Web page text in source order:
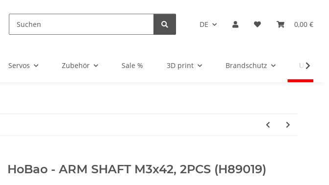
DE 0,00 €
Servos Zubehör Sale % 3D print Brandschutz
HoBao - ARM SHAFT M3x42, 2PCS (H89019)